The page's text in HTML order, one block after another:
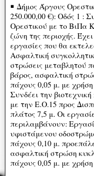
￭ Δήμος Άργους
250.000,00 €): Οδός 1 :
Ορεστικού με το ΒιΠα
ζώνη της περιοχής.
εργασίες που θα
Ασφαλτική
στρώσεις μεταβλητού
βάρος, ασφαλτική
πάχους 0,05 μ. με
Συνδέει την
με την Ε.Ο.15 προς
πλάτος 7,5 μ. Οι
περιλαμβάνουν:
υφιστάμενου
πάχους 0,10 μ.
ασφαλτική στρώση
πάχους 0,05 μ. με